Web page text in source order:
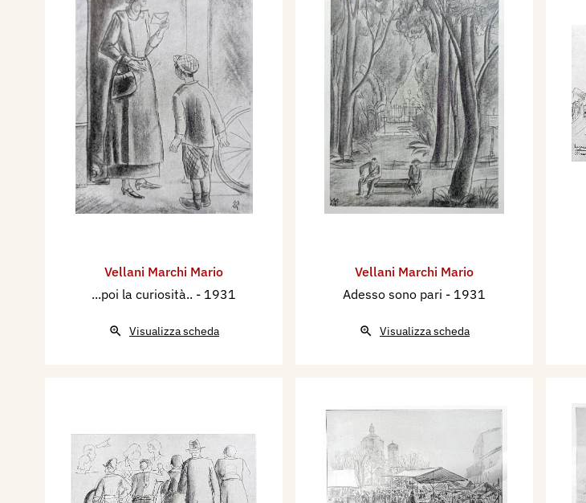
Vellani Marchi Mario
...poi la curiosità.. - 1931
Visualizza scheda
Vellani Marchi Mario
Adesso sono pari - 1931
Visualizza scheda